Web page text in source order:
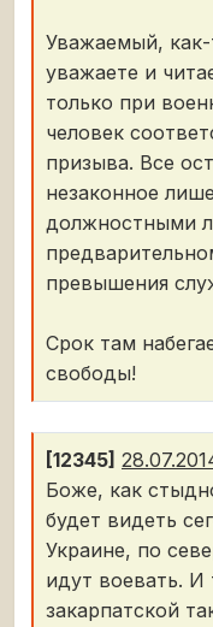
Уважаемый,
уважаете и
только при
человек
призыва. Все
незаконное
должностными
превышения
Срок там
свободы!
[12345]
Боже, как
будет видеть
Украине, по
идут воевать. И
закарпатской